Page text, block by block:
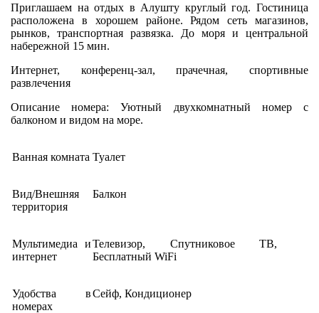
Приглашаем на отдых в Алушту круглый год. Гостиница
расположена в хорошем районе. Рядом сеть магазинов,
рынков, транспортная развязка. До моря и центральной
набережной 15 мин.
Интернет, конференц-зал, прачечная, спортивные
развлечения
Описание номера: Уютный двухкомнатный номер с
балконом и видом на море.
Ванная комната Туалет
Вид/Внешняя
территория
Балкон
Мультимедиа и
интернет
Телевизор, Спутниковое ТВ,
Бесплатный WiFi
Удобства в
номерах
Сейф, Кондиционер